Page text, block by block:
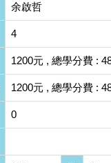
余啟哲
4
1200元 , 總學分費 :
1200元 , 總學分費 :
0